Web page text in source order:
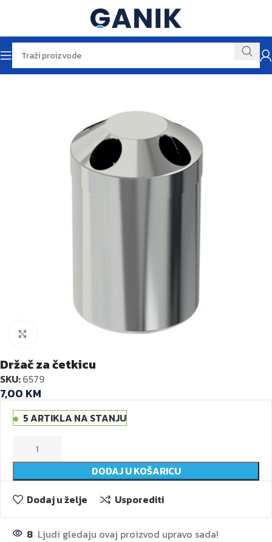
Početna Kupaonska galanterija
Kliknite za veću sliku
Držač za četkicu
SKU:6579
7,00 KM
5 ARTIKLA NA STANJU
DODAJ U KOŠARICU
Dodaj u želje
Usporediti
8 Ljudi gledaju ovaj proizvod upravo sada!